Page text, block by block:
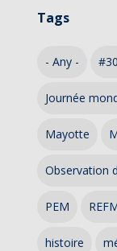
Tags
- Any -
Journée
Mayotte
Observation
PEM
histoire